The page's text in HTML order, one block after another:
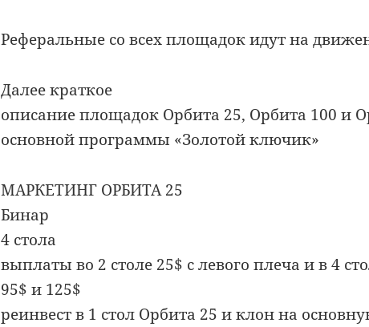
Реферальные со всех площадок идут на
Далее краткое
описание площадок Орбита 25, Орбита 100 и
основной программы «Золотой ключик»
МАРКЕТИНГ ОРБИТА 25
Бинар
4 стола
выплаты во 2 столе 25$ с левого плеча и в 4
95$ и 125$
реинвест в 1 стол Орбита 25 и клон на